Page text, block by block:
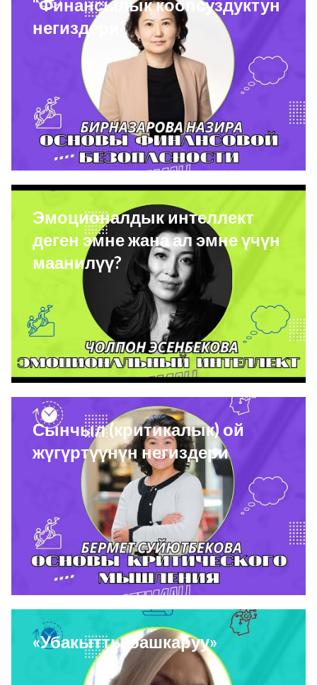
“Финансылык коопсуздуктун
негиздери”
Эмоционалдык интеллект
деген эмне жана ал эмне үчүн
маанилүү?
Сынчыл (критикалык) ой
жүгүртүүнүн негиздери
«Убакытты башкаруу»